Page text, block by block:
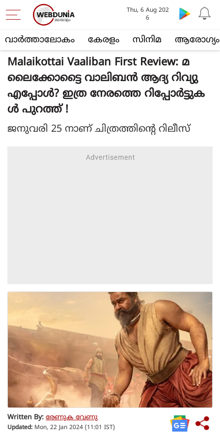
വാര്‍ത്താലോകം കേരളം സിനിമ ആരോഗ്യം
Thu, 6 Aug 202
6
Malaikottai Vaaliban First Review: മ
ലൈക്കോട്ടൈ വാലിബന്‍ ആദ്യ റിവ്യു
എപ്പോള്‍? ഇത്ര നേരത്തെ റിപ്പോര്‍ട്ടുക
ള്‍ പുറത്ത് !
ജനുവരി 25 നാണ് ചിത്രത്തിന്റെ റിലീസ്
Written By: രേണുക വേണു
Updated: Mon, 22 Jan 2024 (11:01 IST)